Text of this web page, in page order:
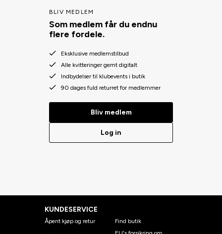
BLIV MEDLEM
Som medlem får du endnu
flere fordele.
Eksklusive medlemstilbud
Alle kvitteringer gemt digitalt
Indbydelser til klubevents i butik
90 dages fuld returret for medlemmer
Bliv medlem
Log in
KUNDESERVICE
Åpent kjøp og retur
Find butik